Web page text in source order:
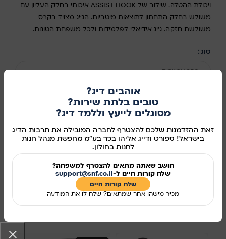
אוהבים דיג?
טובים בלתת שירות?
מסוגלים לייעץ וללמד דיג?
זאת ההזדמנות שלכם להצטרף לחברה המובילה את תרבות הדיג
בישראל! ספורט ודייג אליהו בכר בע"מ מחפשת מנהל חנות
לחנות בחולון.
חושב שאתה מתאים להצטרף למשפחה?
שלח קורות חיים ל-support@snf.co.il
שלח קורות חיים​
מכיר מישהו אחר שמתאים? שלח לו את המודעה
ויכולת ההטלה. שילוב של ASSIST HOOK איכותי בחלק העליון עם
משולש בחלק התחתון לתוצאות מיטביות. הג'יג מצויד בקרס
משולשת חזקה. ג'יג אידיאלי לפלמידות ולכל משפחת הטונות.
סוג
בחר אפשרות
הוספה לסל
קנו עכשיו